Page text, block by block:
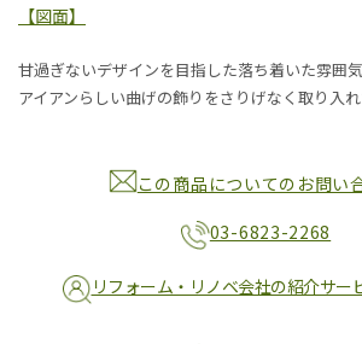
【図面】
甘過ぎないデザインを目指した落ち着いた雰囲気
アイアンらしい曲げの飾りをさりげなく取り入れ
この商品についてのお問い
03-6823-2268
リフォーム・リノベ会社の紹介サー